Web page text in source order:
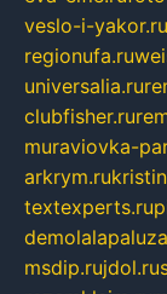
veslo-i-yakor.ru
regionufa.ru
universalia.ru
clubfisher.ru
muraviovka-
arkrym.ru
textexperts.ru
msdip.rujdol.ru